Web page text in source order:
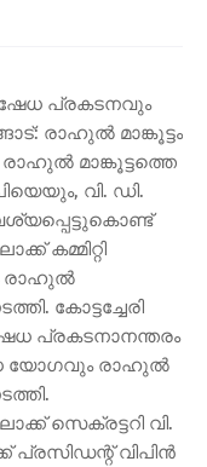
പ്രകടനവും
രാഹുൽ മാങ്കൂട്ടം
മാങ്കൂട്ടത്തെ
വി. ഡി.
കമ്മിറ്റി
രാഹുൽ
കോട്ടച്ചേരി
പ്രകടനാനന്തരം
യോഗവും രാഹുൽ
സെക്രട്ടറി വി.
വിപിൻ